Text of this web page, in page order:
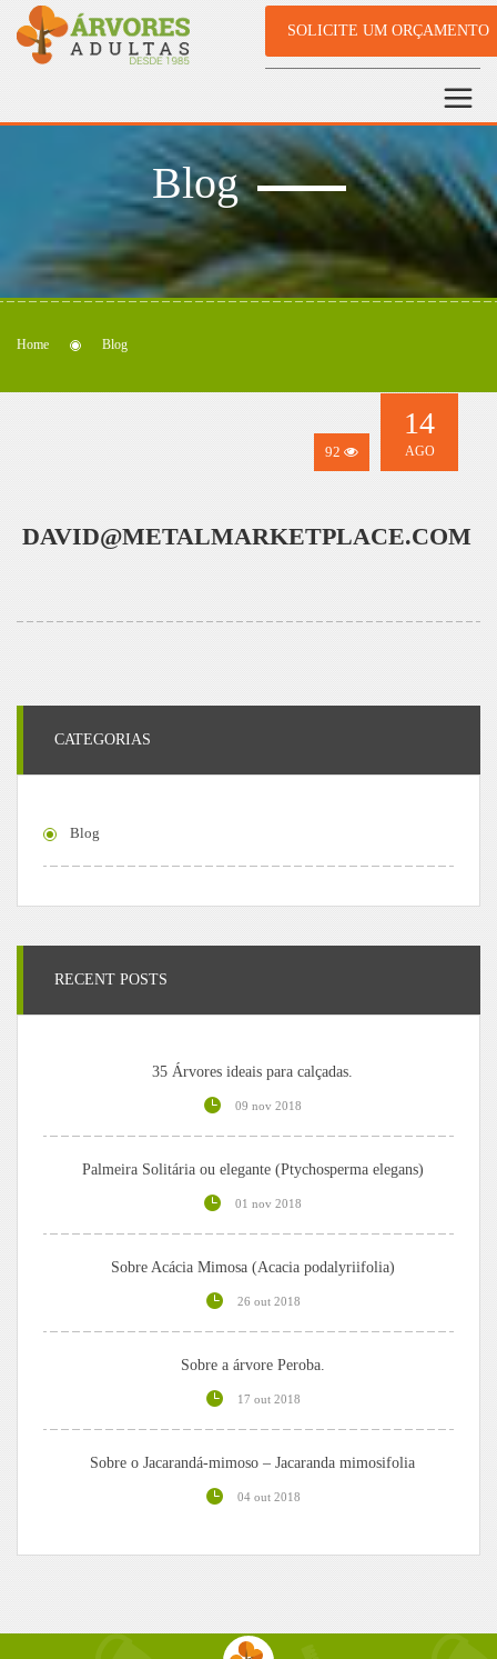
SOLICITE UM ORÇAMENTO
Blog
Home Blog
92
14
AGO
DAVID@METALMARKETPLACE.COM
CATEGORIAS
Blog
RECENT POSTS
35 Árvores ideais para calçadas.
09 nov 2018
Palmeira Solitária ou elegante (Ptychosperma elegans)
01 nov 2018
Sobre Acácia Mimosa (Acacia podalyriifolia)
26 out 2018
Sobre a árvore Peroba.
17 out 2018
Sobre o Jacarandá-mimoso – Jacaranda mimosifolia
04 out 2018